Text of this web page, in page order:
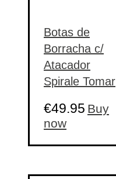
Botas de
Borracha c/
Atacador
Spirale Tomar
€49.95 Buy
nowThis
product
The